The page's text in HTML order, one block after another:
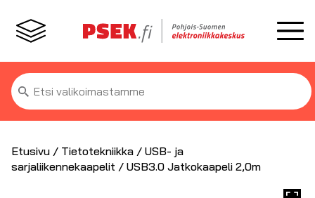
Etsi:
Etusivu / Tietotekniikka / USB- ja
sarjaliikennekaapelit / USB3.0 Jatkokaapeli 2,0m